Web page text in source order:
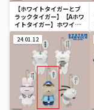
【ホワイトタイガーとブ
ラックタイガー】【Aホワ
イトタイガー】ホワイト
タイガーとブラックタイ
ガー セリフ付きぬいぐる
24.01.12